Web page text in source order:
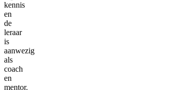
kennis
en
de
leraar
is
aanwezig
als
coach
en
mentor.